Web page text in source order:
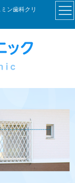
ン歯科クリ